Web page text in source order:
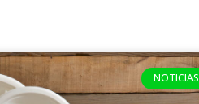
NOTICIAS